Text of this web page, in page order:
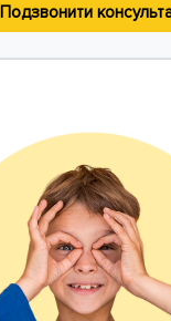
Подзвонити